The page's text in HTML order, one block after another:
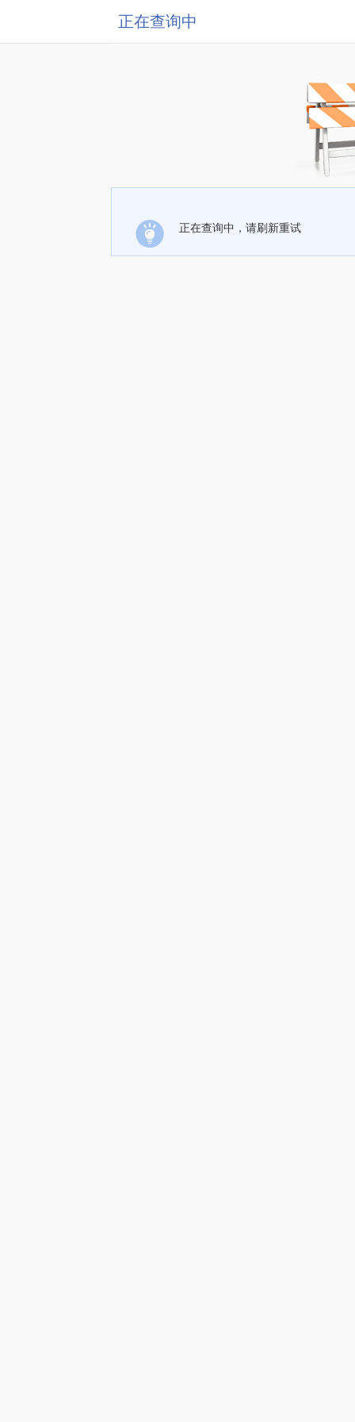
正在查询中
正在查询中，请刷新重试